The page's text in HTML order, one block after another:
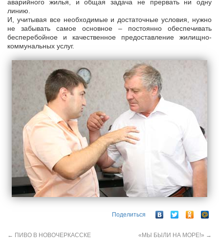
аварийного жилья, и общая задача не прервать ни одну
линию.
И, учитывая все необходимые и достаточные условия, нужно
не забывать самое основное – постоянно обеспечивать
бесперебойное и качественное предоставление жилищно-
коммунальных услуг.
Поделиться
← ПИВО В НОВОЧЕРКАССКЕ «МЫ БЫЛИ НА МОРЕ!» →